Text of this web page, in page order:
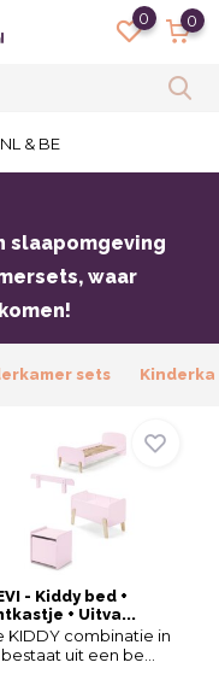
0 0
slaapomgeving
waar
sets
- Kiddy bed +
+ Uitva...
KIDDY combinatie in
uit een be...